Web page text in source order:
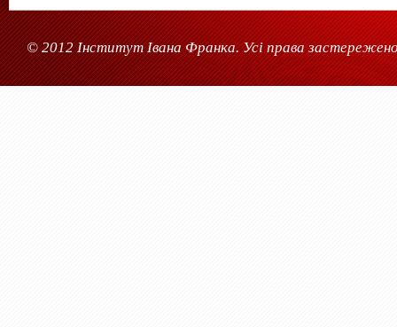
© 2012 Інститут Івана Франка. Усі права